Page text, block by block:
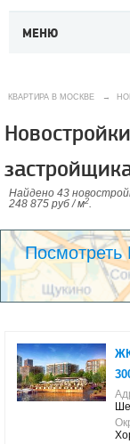
МЕНЮ
КВАРТИРА В МОСКВЕ →
Найдено 43
248 875 руб / м2.
Посмотреть